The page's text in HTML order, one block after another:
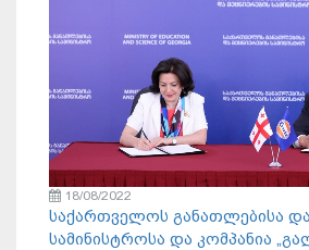
18/08/2022
საქართველოს განათლებისა და
სამინისტროსა და კომპანია